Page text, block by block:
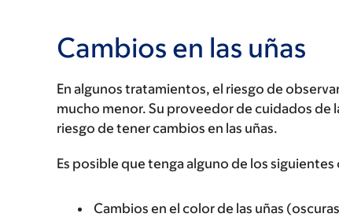
Cambios en las uñas
En algunos tratamientos, el riesgo de
mucho menor. Su proveedor de cuidados de
riesgo de tener cambios en las uñas.
Es posible que tenga alguno de los
Cambios en el color de las uñas